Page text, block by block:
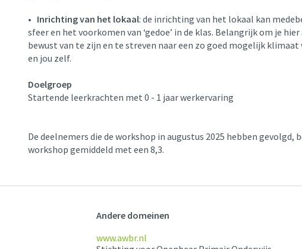
• Inrichting van het lokaal: de inrichting van het lokaal kan
sfeer en het voorkomen van ‘gedoe’ in de klas. Belangrijk om je
bewust van te zijn en te streven naar een zo goed mogelijk klimaat
en jou zelf.
Doelgroep
Startende leerkrachten met 0 - 1 jaar werkervaring
De deelnemers die de workshop in augustus 2025 hebben gevolgd,
workshop gemiddeld met een 8,3.
Andere domeinen
www.awbr.nl